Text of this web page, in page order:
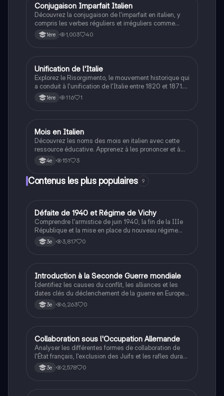
LLCE It.
Conjugaison Imparfait Italien
Découvrez la conjugaison de l'imparfait en italien, y
compris les verbes réguliers et irréguliers comme
'essere', 'avere', 'fare', et 'dire'. Ce résumé présente les
formes conjuguées essentielles pour maîtriser
1ère 1,003 40
LLCE It.
Unification de l'Italie
Explorez le Risorgimento, le mouvement historique qui
a conduit à l'unification de l'Italie entre 1820 et 1871.
Découvrez les figures clés comme Giuseppe Mazzini,
Vittorio Emanuele II et Giuseppe Garibaldi, ainsi que
résumé met en lumière les symboles, les valeurs et
les luttes pour la liberté et l'unité italienne.
1ère 116 1
LLCE It.
Mois en Italien
Découvrez les noms des mois en italien avec cette
ressource éducative. Apprenez à les prononcer et à
les utiliser dans des phrases. Idéal pour les étudiants
en langue italienne, ce résumé couvre tous les mois
vocabulaire essentiel.
4e 151 3
Contenus les plus populaires 9
DHistoire
Défaite de 1940 et Régime de Vichy
Comprendre l'armistice de juin 1940, la fin de la IIIe
République et la mise en place du nouveau régime
autoritaire de Philippe Pétain.
3e 3,817 0
IHistoire
Introduction à la Seconde Guerre mondiale
Identifiez les causes du conflit, les alliances et les
dates clés du déclenchement de la guerre en Europe
et dans le Pacifique.
3e 6,263 0
CHistoire
Collaboration sous l'Occupation Allemande
Analyser les différentes formes de collaboration de
l'État français, l'exclusion des Juifs et les rafles durant
la Seconde Guerre mondiale.
3e 2,578 0